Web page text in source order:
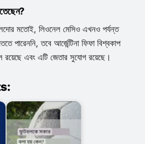
মতোই, লিওনেল মেসিও এখনও পর্যন্ত
পারেননি, তবে আর্জেন্টিনা ফিফা বিশ্বকাপ
এবং এটি জেতার সুযোগ রয়েছে।